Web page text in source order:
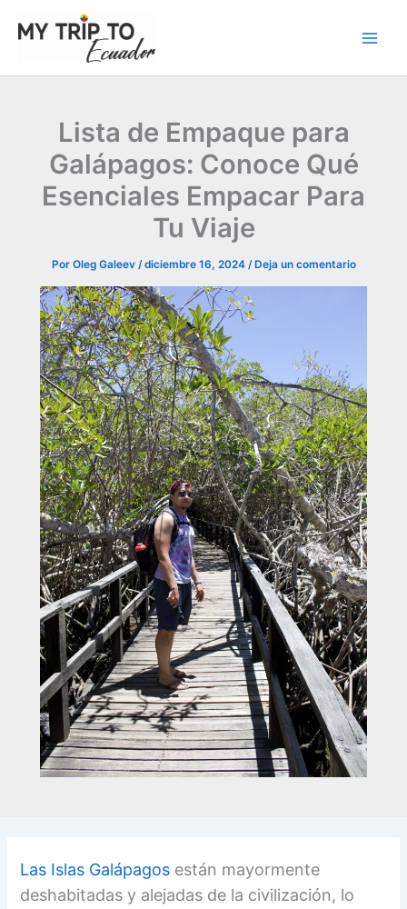
Lista de Empaque para
Galápagos: Conoce Qué
Esenciales Empacar Para
Tu Viaje
Por Oleg Galeev /diciembre 16, 2024 / Deja un comentario
Las Islas Galápagos están mayormente
deshabitadas y alejadas de la civilización, lo